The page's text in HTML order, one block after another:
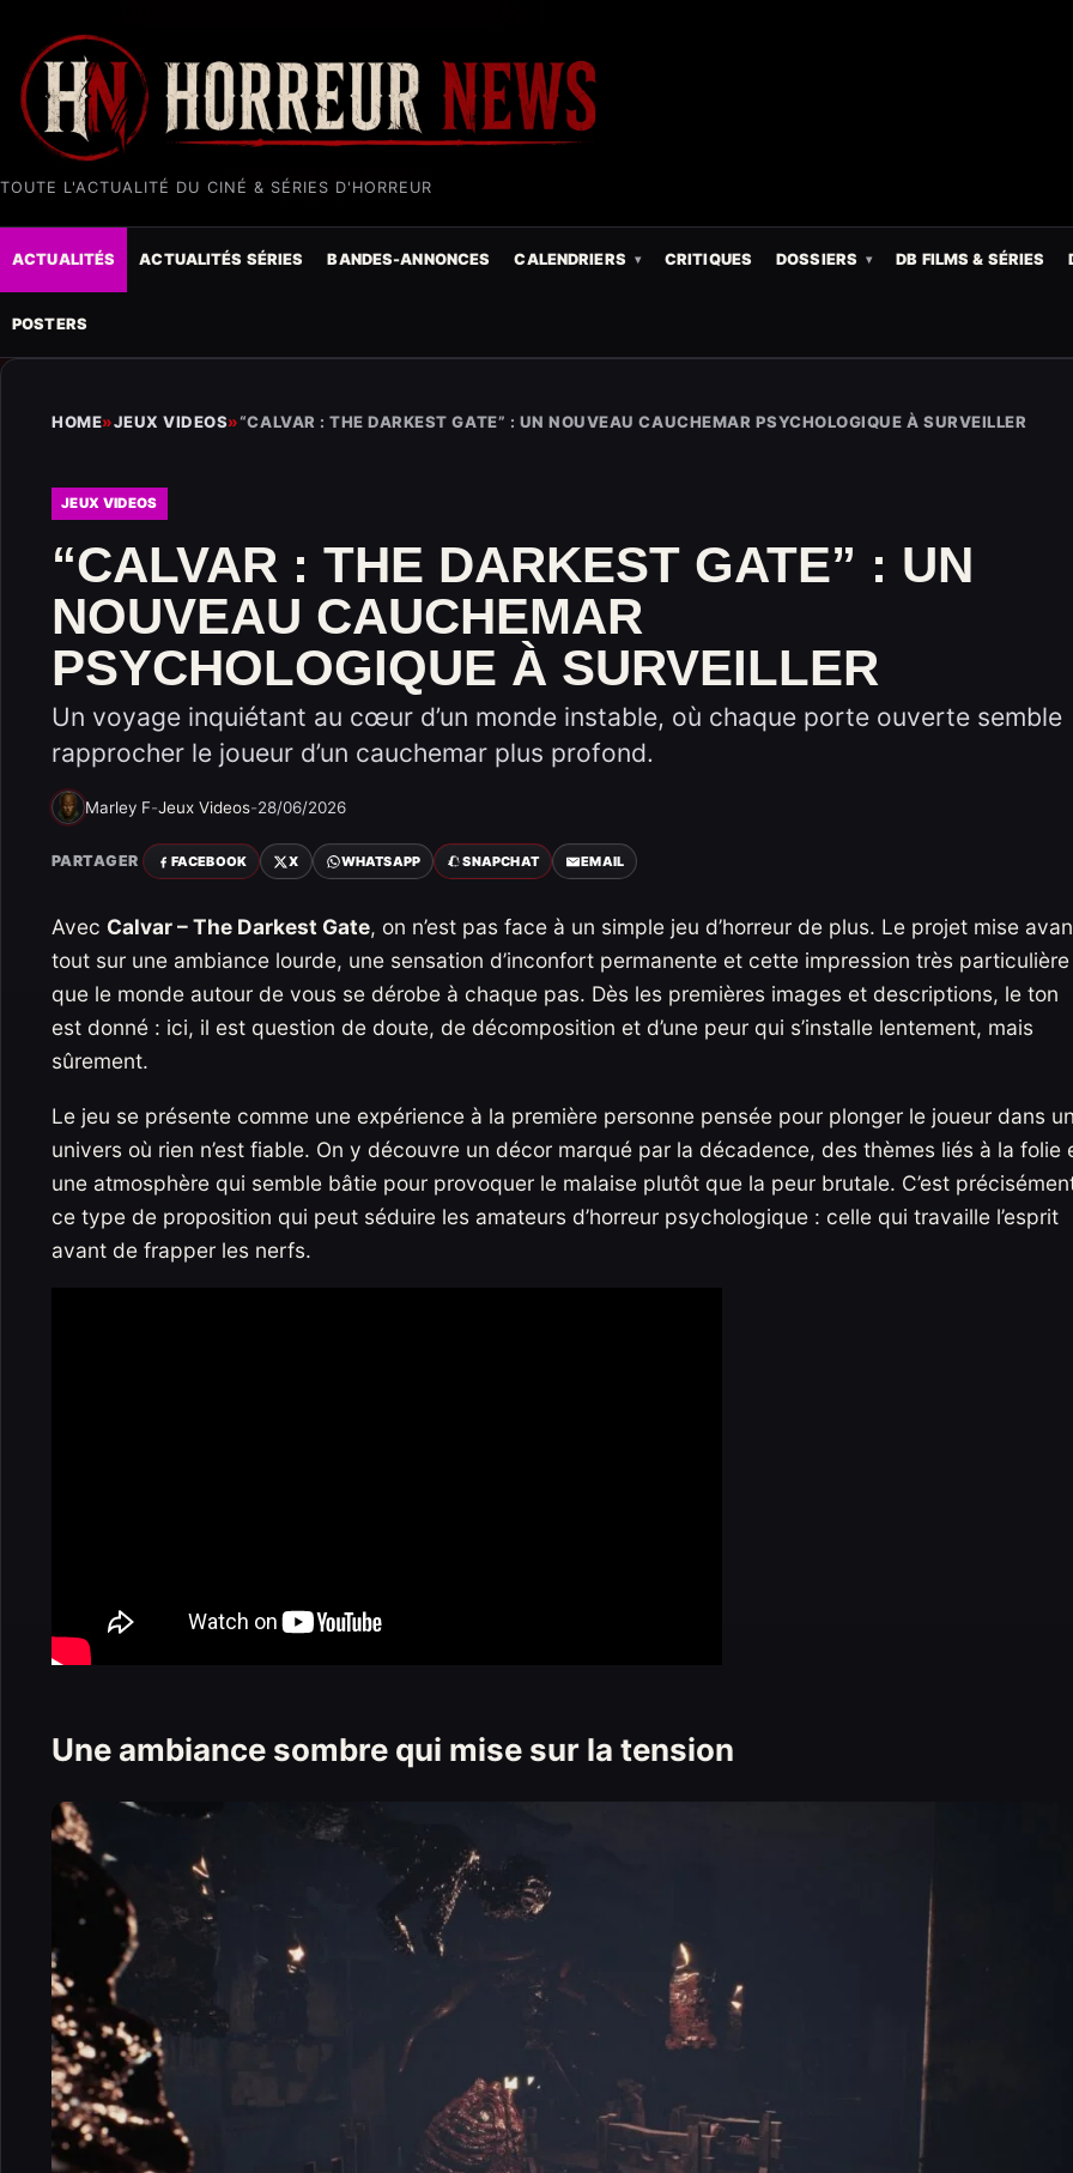
TOUTE L'ACTUALITÉ DU CINÉ & SÉRIES D'HORREUR
ACTUALITÉS ACTUALITÉS SÉRIES BANDES-ANNONCES CALENDRIERS CRITIQUES DOSSIERS DB FILMS & SÉRIES
POSTERS
HOME»JEUX VIDEOS»“CALVAR : THE DARKEST GATE” : UN NOUVEAU CAUCHEMAR PSYCHOLOGIQUE À SURVEILLER
JEUX VIDEOS
“CALVAR : THE DARKEST GATE” : UN
NOUVEAU CAUCHEMAR
PSYCHOLOGIQUE À SURVEILLER
Un voyage inquiétant au cœur d’un monde instable, où chaque porte ouverte semble
rapprocher le joueur d’un cauchemar plus profond.
Marley F-Jeux Videos-28/06/2026
PARTAGER FACEBOOK X WHATSAPP SNAPCHAT EMAIL
Avec Calvar – The Darkest Gate, on n’est pas face à un simple jeu d’horreur de plus. Le projet mise
tout sur une ambiance lourde, une sensation d’inconfort permanente et cette impression très particulière
que le monde autour de vous se dérobe à chaque pas. Dès les premières images et descriptions, le ton
est donné : ici, il est question de doute, de décomposition et d’une peur qui s’installe lentement, mais
sûrement.
Le jeu se présente comme une expérience à la première personne pensée pour plonger le joueur dans
univers où rien n’est fiable. On y découvre un décor marqué par la décadence, des thèmes liés à la folie
une atmosphère qui semble bâtie pour provoquer le malaise plutôt que la peur brutale. C’est
ce type de proposition qui peut séduire les amateurs d’horreur psychologique : celle qui travaille l’esprit
avant de frapper les nerfs.
Une ambiance sombre qui mise sur la tension